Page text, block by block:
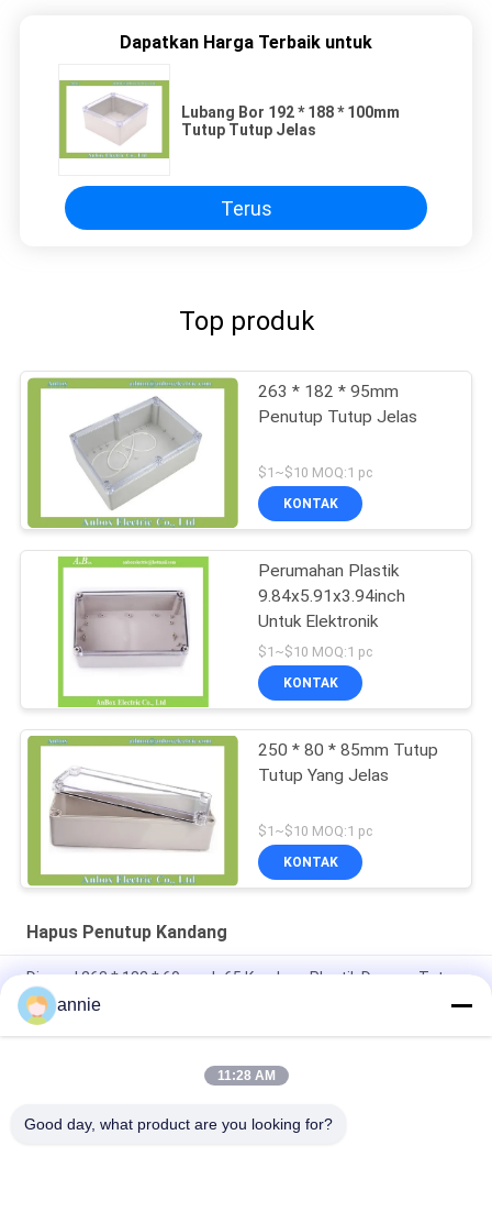
Dapatkan Harga Terbaik untuk
Lubang Bor 192 * 188 * 100mm
Tutup Tutup Jelas
Terus
Top produk
263 * 182 * 95mm
Penutup Tutup Jelas
$1~$10 MOQ:1 pc
KONTAK
Perumahan Plastik
9.84x5.91x3.94inch
Untuk Elektronik
$1~$10 MOQ:1 pc
KONTAK
250 * 80 * 85mm Tutup
Tutup Yang Jelas
$1~$10 MOQ:1 pc
KONTAK
Hapus Penutup Kandang
Disegel 263 * 182 * 60mm Ip65 Kandang Plastik Dengan Tutup
Yang Jelas
263 * 182 * 125mm ABS Kandang Tutup Kedap Air
Kotak Persimpangan PCB 280 * 190 * 130mm Ip65 Enclosure
annie
11:28 AM
Good day, what product are you looking for?